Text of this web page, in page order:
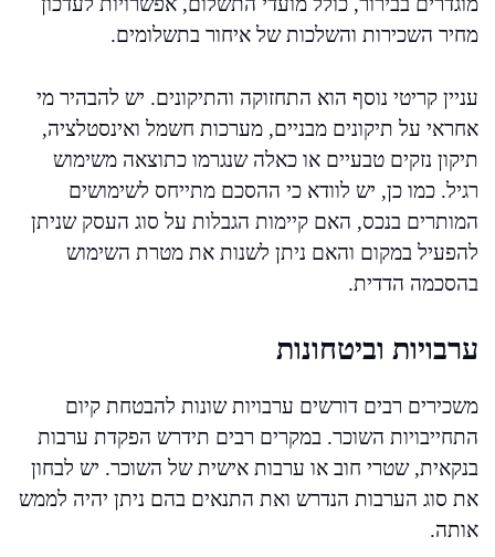
מחיר השכירות והשלכות של איחור בתשלומים.
עניין קריטי נוסף הוא התחזוקה והתיקונים. יש להבהיר מי
אחראי על תיקונים מבניים, מערכות חשמל ואינסטלציה,
תיקון נזקים טבעיים או כאלה שנגרמו כתוצאה משימוש
רגיל. כמו כן, יש לוודא כי ההסכם מתייחס לשימושים
המותרים בנכס, האם קיימות הגבלות על סוג העסק שניתן
להפעיל במקום והאם ניתן לשנות את מטרת השימוש
בהסכמה הדדית.
ערבויות וביטחונות
משכירים רבים דורשים ערבויות שונות להבטחת קיום
התחייבויות השוכר. במקרים רבים תידרש הפקדת ערבות
בנקאית, שטרי חוב או ערבות אישית של השוכר. יש לבחון
את סוג הערבות הנדרש ואת התנאים בהם ניתן יהיה לממש
אותה.